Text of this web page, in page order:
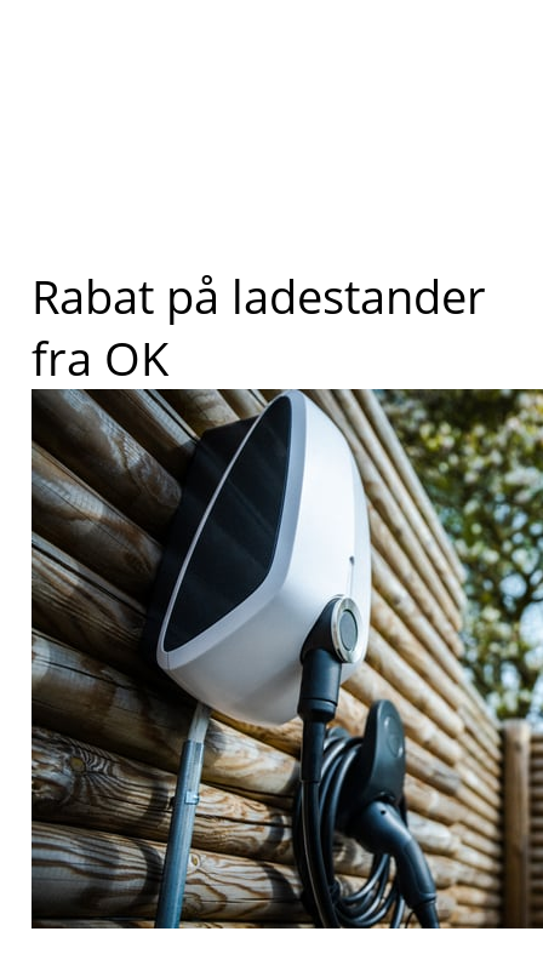
Rabat på ladestander
fra OK